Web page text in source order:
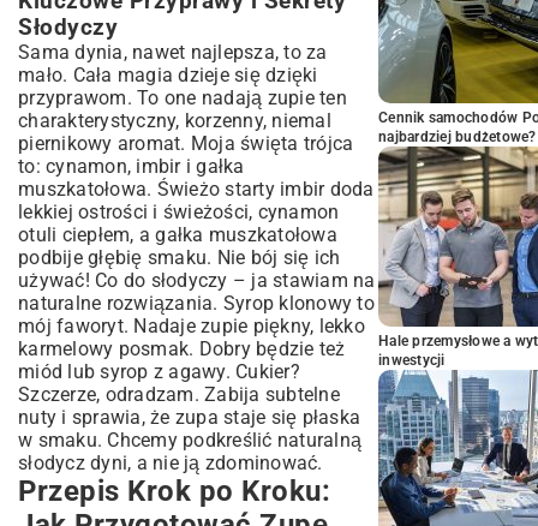
Słodyczy
Sama dynia, nawet najlepsza, to za
mało. Cała magia dzieje się dzięki
przyprawom. To one nadają zupie ten
charakterystyczny, korzenny, niemal
piernikowy aromat. Moja święta trójca
to: cynamon, imbir i gałka
muszkatołowa. Świeżo starty imbir doda
lekkiej ostrości i świeżości, cynamon
otuli ciepłem, a gałka muszkatołowa
podbije głębię smaku. Nie bój się ich
używać! Co do słodyczy – ja stawiam na
naturalne rozwiązania. Syrop klonowy to
mój faworyt. Nadaje zupie piękny, lekko
karmelowy posmak. Dobry będzie też
miód lub syrop z agawy. Cukier?
Szczerze, odradzam. Zabija subtelne
nuty i sprawia, że zupa staje się płaska
w smaku. Chcemy podkreślić naturalną
słodycz dyni, a nie ją zdominować.
Przepis Krok po Kroku:
Cennik samochodów
najbardziej budżetowe?
Hale przemysłowe a
inwestycji